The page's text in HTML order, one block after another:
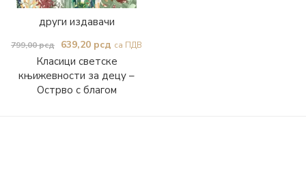
Класици светске
књижевности за децу –
Острво с благом
други издавачи
799,00рсд
Оригинална
цена
је
639,20 рсд Тренутна
цена
је:
са ПДВ